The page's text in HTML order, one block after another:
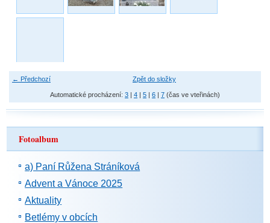
← Předchozí Zpět do složky
Automatické procházení: 3 | 4 | 5 | 6 | 7 (čas ve vteřinách)
Fotoalbum
a) Paní Růžena Stráníková
Advent a Vánoce 2025
Aktuality
Betlémy v obcích